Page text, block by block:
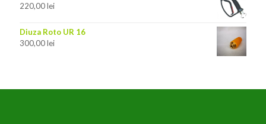
220,00lei
Diuza Roto UR 16
300,00lei